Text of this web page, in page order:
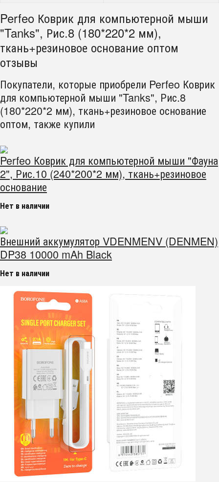
Perfeo Коврик для компьютерной мыши
"Tanks", Рис.8 (180*220*2 мм),
ткань+резиновое основание оптом
отзывы
Покупатели, которые приобрели Perfeo Коврик
для компьютерной мыши "Tanks", Рис.8
(180*220*2 мм), ткань+резиновое основание
оптом, также купили
Perfeo Коврик для компьютерной мыши "Фауна
2", Рис.10 (240*200*2 мм), ткань+резиновое
основание
Нет в наличии
Внешний аккумулятор VDENMENV (DENMEN)
DP38 10000 mAh Black
Нет в наличии